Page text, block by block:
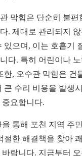
막힘은 단순히 불
. 제대로 관리되지
있으며, 이는 호흡기
다. 특히 어린이나
한, 오수관 막힘은 건
큰 수리 비용을 발생
중요합니다.
을 통해 포천 지역 주
절한 해결책을 찾아
바랍니다. 지금부터